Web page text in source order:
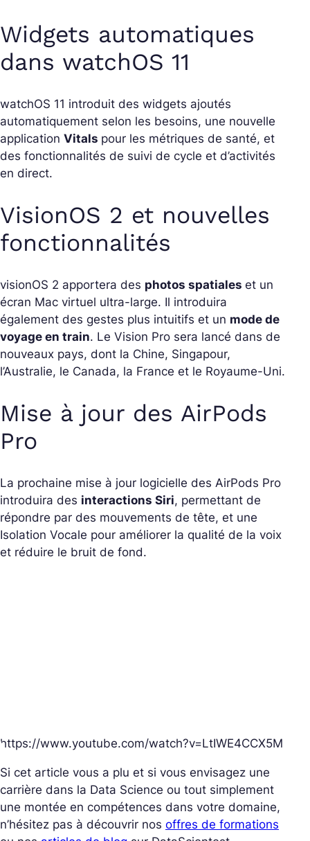
Widgets automatiques
dans watchOS 11
watchOS 11 introduit des widgets ajoutés
automatiquement selon les besoins, une nouvelle
application Vitals pour les métriques de santé, et
des fonctionnalités de suivi de cycle et d’activités
en direct.
VisionOS 2 et nouvelles
fonctionnalités
visionOS 2 apportera des photos spatiales et un
écran Mac virtuel ultra-large. Il introduira
également des gestes plus intuitifs et un mode de
voyage en train. Le Vision Pro sera lancé dans de
nouveaux pays, dont la Chine, Singapour,
l’Australie, le Canada, la France et le Royaume-Uni.
Mise à jour des AirPods
Pro
La prochaine mise à jour logicielle des AirPods Pro
introduira des interactions Siri, permettant de
répondre par des mouvements de tête, et une
Isolation Vocale pour améliorer la qualité de la voix
et réduire le bruit de fond.
https://www.youtube.com/watch?v=LtIWE4CCX5M
Si cet article vous a plu et si vous envisagez une
carrière dans la Data Science ou tout simplement
une montée en compétences dans votre domaine,
n’hésitez pas à découvrir nos offres de formations